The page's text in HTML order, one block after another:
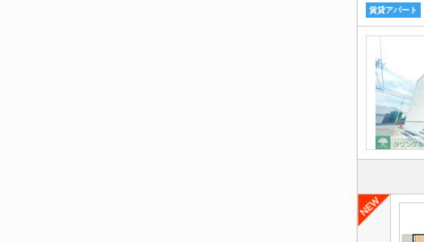
賃貸アパート